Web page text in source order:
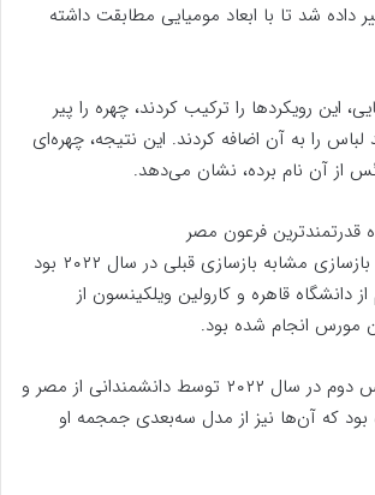
داده شد تا با ابعاد مومیایی مطابقت داشته
این رویکرد‌ها را ترکیب کردند، چهره را پیر
را به آن اضافه کردند. این نتیجه، چهره‌ای
از آن نام برده، نشان می‌دهد.
همچنین، نتیجه این بازسازی مشابه بازسازی قبلی در سال ۲۰۲۲ بود
قاهره و کارولین ویلکینسون از
مورس انجام شده بود.
بازسازی چهره رامسس دوم در سال ۲۰۲۲ توسط دانشمندانی از مصر و
بود که آن‌ها نیز از مدل سه‌بعدی جمجمه او